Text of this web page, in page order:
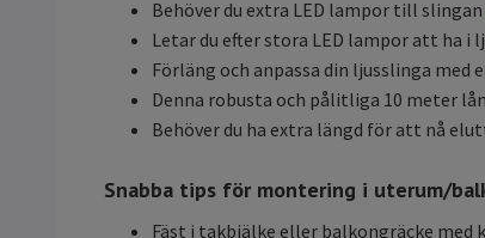
Behöver du extra LED lampor till slingan
Letar du efter stora LED lampor att ha i
Förläng och anpassa din ljusslinga med
Denna robusta och pålitliga 10 meter
Behöver du ha extra längd för att nå
Snabba tips för montering i uterum/
Fäst i takbjälke eller balkongräcke